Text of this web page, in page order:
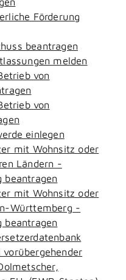
Förderung
beantragen
melden
von
von
einlegen
mit Wohnsitz oder
Ländern -
beantragen
mit Wohnsitz oder
Württemberg -
beantragen